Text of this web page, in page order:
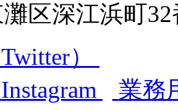
区深江浜町32
）
業務